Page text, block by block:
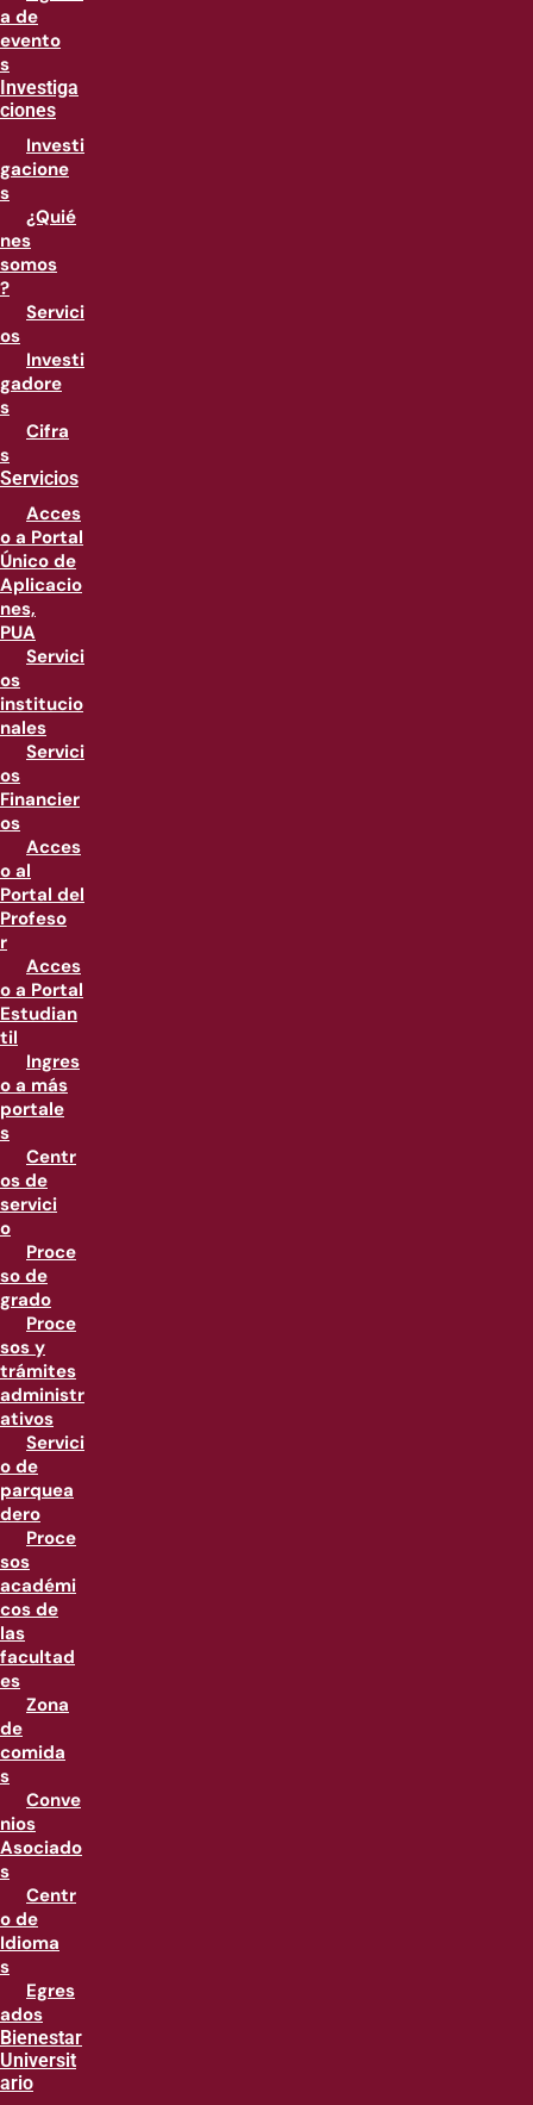
a de
evento
s
Investiga
ciones
Investi
gacione
s
¿Quié
nes
somos
?
Servici
os
Investi
gadore
s
Cifra
s
Servicios
Acces
o a Portal
Único de
Aplicacio
nes,
PUA
Servici
os
institucio
nales
Servici
os
Financier
os
Acces
o al
Portal del
Profeso
r
Acces
o a Portal
Estudian
til
Ingres
o a más
portale
s
Centr
os de
servici
o
Proce
so de
grado
Proce
sos y
trámites
administr
ativos
Servici
o de
parquea
dero
Proce
sos
académi
cos de
las
facultad
es
Zona
de
comida
s
Conve
nios
Asociado
s
Centr
o de
Idioma
s
Egres
ados
Bienestar
Universit
ario